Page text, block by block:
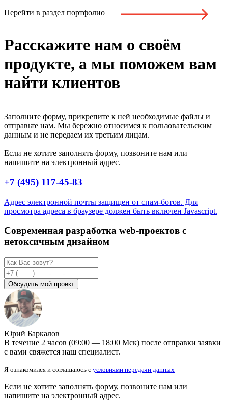
Перейти в раздел портфолио
Расскажите нам о своём
продукте, а мы поможем вам
найти клиентов
Заполните форму, прикрепите к ней необходимые файлы и
отправьте нам. Мы бережно относимся к пользовательским
данным и не передаем их третьим лицам.
Если не хотите заполнять форму, позвоните нам или
напишите на электронный адрес.
+7 (495) 117-45-83
Адрес электронной почты защищен от спам-ботов. Для
просмотра адреса в браузере должен быть включен Javascript.
Современная разработка web-проектов с
нетоксичным дизайном
Обсудить мой проект
Юрий Баркалов
В течение 2 часов (09:00 — 18:00 Мск) после отправки заявки
с вами свяжется наш специалист.
Я ознакомился и соглашаюсь с условиями передачи данных
Если не хотите заполнять форму, позвоните нам или
напишите на электронный адрес.